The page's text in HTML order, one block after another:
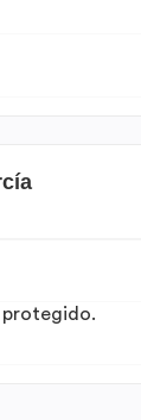
protegido.